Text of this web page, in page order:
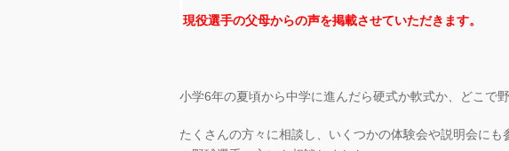
現役選手の父母からの声を掲載させていただきます。
小学6年の夏頃から中学に進んだら硬式か軟式か、どこで
たくさんの方々に相談し、いくつかの体験会や説明会に